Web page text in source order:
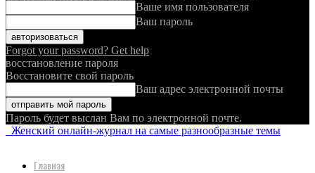
Ваше имя пользователя
Ваш пароль
Forgot your password? Get help
восстановление пароля
Восстановите свой пароль
Ваш адрес электронной почты
Пароль будет выслан Вам по электронной почте.
Женский онлайн-журнал на самые разнообразные темы
Главная